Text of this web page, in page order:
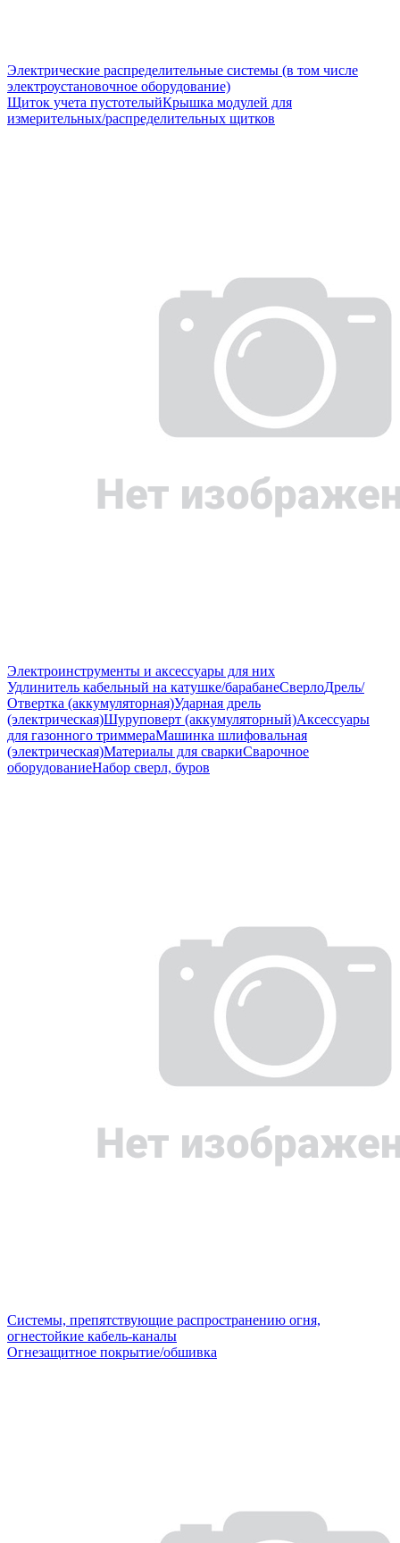
Электрические распределительные системы (в том числе
электроустановочное оборудование)
Щиток учета пустотелыйКрышка модулей для
измерительных/распределительных щитков
Электроинструменты и аксессуары для них
Удлинитель кабельный на катушке/барабанеСверлоДрель/
Отвертка (аккумуляторная)Ударная дрель
(электрическая)Шуруповерт (аккумуляторный)Аксессуары
для газонного триммераМашинка шлифовальная
(электрическая)Материалы для сваркиСварочное
оборудованиеНабор сверл, буров
Системы, препятствующие распространению огня,
огнестойкие кабель-каналы
Огнезащитное покрытие/обшивка